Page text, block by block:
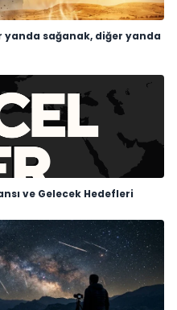
yanda sağanak, diğer yanda
ve Gelecek Hedefleri